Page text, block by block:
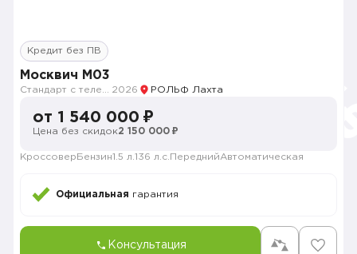
Кредит без ПВ
Москвич M03
2026 РОЛЬФ Лахта
от 1 540 000 ₽
Цена без скидок2 150 000 ₽
Кроссовер Бензин1.5 л. 136 л.с. ПереднийАвтоматическая
Официальная гарантия
Консультация